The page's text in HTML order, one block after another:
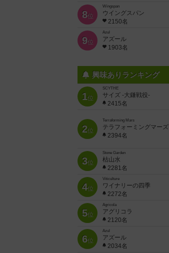
8位
Wingspan
ウイングスパン
2150名
9位
Azul
アズール
1903名
興味ありランキング
1位
SCYTHE
サイズ -大鎌戦役-
2415名
2位
Terraforming Mars
テラフォーミングマーズ
2394名
3位
Stone Garden
枯山水
2281名
4位
Viticulture
ワイナリーの四季
2272名
5位
Agricola
アグリコラ
2120名
6位
Azul
アズール
2034名